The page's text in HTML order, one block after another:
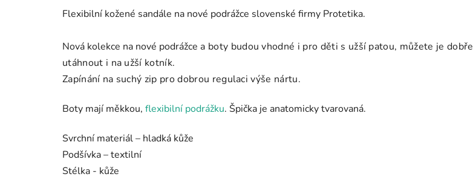
Flexibilní kožené sandále na nové podrážce slovenské firmy Protetika.
Nová kolekce na nové podrážce a boty budou vhodné i pro děti s užší patou, můžete je dobře
utáhnout i na užší kotník.
Zapínání na suchý zip pro dobrou regulaci výše nártu.
Boty mají měkkou, flexibilní podrážku. Špička je anatomicky tvarovaná.
Svrchní materiál – hladká kůže
Podšívka – textilní
Stélka - kůže